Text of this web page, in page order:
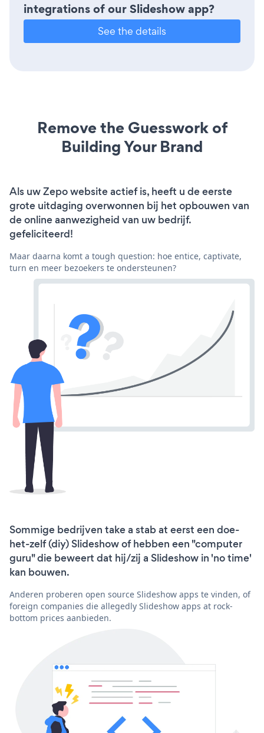
integrations of our Slideshow app?
See the details
Remove the Guesswork of
Building Your Brand
Als uw Zepo website actief is, heeft u de eerste
grote uitdaging overwonnen bij het opbouwen van
de online aanwezigheid van uw bedrijf.
gefeliciteerd!
Maar daarna komt a tough question: hoe entice, captivate,
turn en meer bezoekers te ondersteunen?
Sommige bedrijven take a stab at eerst een doe-
het-zelf (diy) Slideshow of hebben een "computer
guru" die beweert dat hij/zij a Slideshow in 'no time'
kan bouwen.
Anderen proberen open source Slideshow apps te vinden, of
foreign companies die allegedly Slideshow apps at rock-
bottom prices aanbieden.